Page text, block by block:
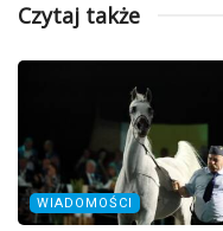
Czytaj także
WIADOMOŚCI